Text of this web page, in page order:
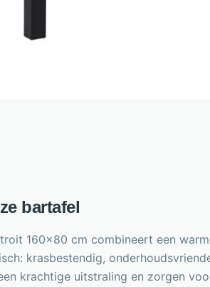
bartafel
160x80 cm combineert een
krasbestendig,
krachtige uitstraling en zorgen